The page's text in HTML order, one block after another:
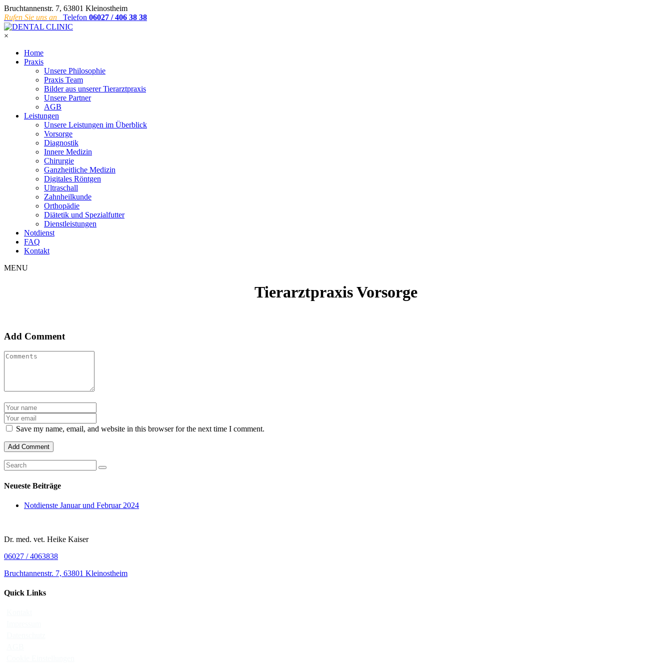
Bruchtannenstr. 7, 63801 Kleinostheim
Rufen Sie uns an
Telefon 06027 / 406 38 38
×
Home
Praxis
Unsere Philosophie
Praxis Team
Bilder aus unserer Tierarztpraxis
Unsere Partner
AGB
Leistungen
Unsere Leistungen im Überblick
Vorsorge
Diagnostik
Innere Medizin
Chirurgie
Ganzheitliche Medizin
Digitales Röntgen
Ultraschall
Zahnheilkunde
Orthopädie
Diätetik und Spezialfutter
Dienstleistungen
Notdienst
FAQ
Kontakt
MENU
Tierarztpraxis Vorsorge
Add Comment
Save my name, email, and website in this browser for the next time I comment.
Neueste Beiträge
Notdienste Januar und Februar 2024
Dr. med. vet. Heike Kaiser
06027 / 4063838
Bruchtannenstr. 7, 63801 Kleinostheim
Quick Links